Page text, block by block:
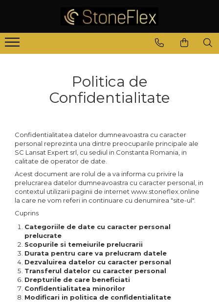
Politica de
Confidentialitate
Confidentialitatea datelor dumneavoastra cu caracter
personal reprezinta una dintre preocuparile principale ale
SC Lansat Expert srl, cu sediul in Constanta Romania, in
calitate de operator de date.
Acest document are rolul de a va informa cu privire la
prelucrarea datelor dumneavoastra cu caracter personal, in
contextul utilizarii paginii de internet www.stoneflex.online
la care ne vom referi in continuare cu denumirea "site-ul".
Cuprins
Categoriile de date cu caracter personal
prelucrate
Scopurile si temeiurile prelucrarii
Durata pentru care va prelucram datele
Dezvaluirea datelor cu caracter personal
Transferul datelor cu caracter personal
Drepturile de care beneficiati
Confidentialitatea minorilor
Modificari in politica de confidentialitate